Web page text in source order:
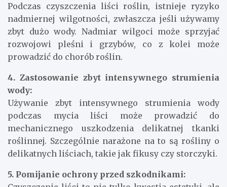
Podczas czyszczenia liści roślin, istnieje ryzyko
nadmiernej wilgotności, zwłaszcza jeśli używamy
zbyt dużo wody. Nadmiar wilgoci może sprzyjać
rozwojowi pleśni i grzybów, co z kolei może
prowadzić do chorób roślin.
4. Zastosowanie zbyt intensywnego strumienia
wody:
Używanie zbyt intensywnego strumienia wody
podczas mycia liści może prowadzić do
mechanicznego uszkodzenia delikatnej tkanki
roślinnej. Szczególnie narażone na to są rośliny o
delikatnych liściach, takie jak fikusy czy storczyki.
5. Pomijanie ochrony przed szkodnikami: